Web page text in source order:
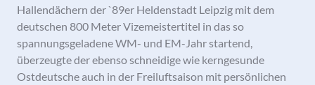
Hallendächern der `89er Heldenstadt Leipzig mit dem
deutschen 800 Meter Vizemeistertitel in das so
spannungsgeladene WM- und EM-Jahr startend,
überzeugte der ebenso schneidige wie kerngesunde
Ostdeutsche auch in der Freiluftsaison mit persönlichen